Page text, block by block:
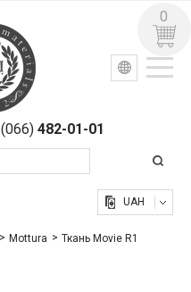
(066) 482-01-01
УКР РУС
UAH
0
Mottura Ткань Movie R1